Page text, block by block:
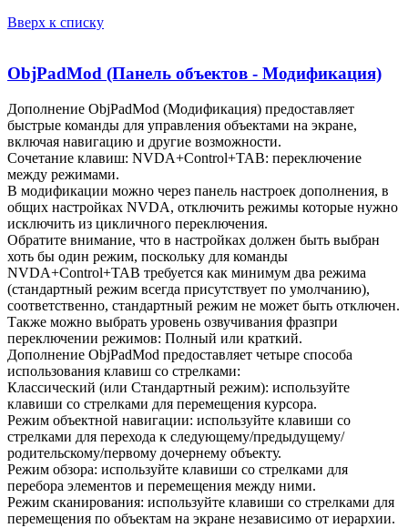
Вверх к списку
ObjPadMod (Панель объектов - Модификация)
Дополнение ObjPadMod (Модификация) предоставляет
быстрые команды для управления объектами на экране,
включая навигацию и другие возможности.
Сочетание клавиш: NVDA+Control+TAB: переключение
между режимами.
В модификации можно через панель настроек дополнения, в
общих настройках NVDA, отключить режимы которые нужно
исключить из цикличного переключения.
Обратите внимание, что в настройках должен быть выбран
хоть бы один режим, поскольку для команды
NVDA+Control+TAB требуется как минимум два режима
(стандартный режим всегда присутствует по умолчанию),
соответственно, стандартный режим не может быть отключен.
Также можно выбрать уровень озвучивания фразпри
переключении режимов: Полный или краткий.
Дополнение ObjPadMod предоставляет четыре способа
использования клавиш со стрелками:
Классический (или Стандартный режим): используйте
клавиши со стрелками для перемещения курсора.
Режим объектной навигации: используйте клавиши со
стрелками для перехода к следующему/предыдущему/
родительскому/первому дочернему объекту.
Режим обзора: используйте клавиши со стрелками для
перебора элементов и перемещения между ними.
Режим сканирования: используйте клавиши со стрелками для
перемещения по объектам на экране независимо от иерархии.